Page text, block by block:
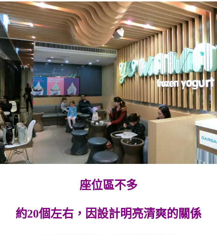
座位區不多
約20個左右，因設計明亮清爽的關係